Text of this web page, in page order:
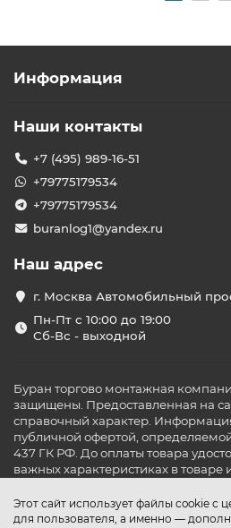
Этот сайт использует файлы cookie с
для пользователя, а именно —
Информация
Наши контакты
+7 (495) 989-16-51
+79775179534
+79775179534
buranlog1@yandex.ru
Наш адрес
г. Москва Автомобильный
Пн-Пт с 10:00 до 19:00
Сб-Вс - выходной
Буран торгово монтажная
защищены. Предоставленная на
справочный характер.
публичной офертой,
437 ГК РФ. До оплаты товара
важных характеристиках в товаре